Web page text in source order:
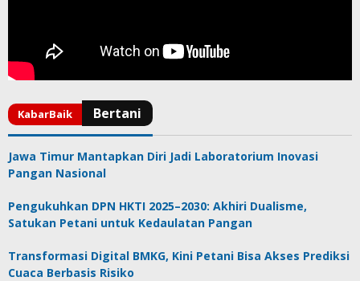
Jawa Timur Mantapkan Diri Jadi Laboratorium Inovasi
Pangan Nasional
Pengukuhkan DPN HKTI 2025–2030: Akhiri Dualisme,
Satukan Petani untuk Kedaulatan Pangan
Transformasi Digital BMKG, Kini Petani Bisa Akses Prediksi
Cuaca Berbasis Risiko